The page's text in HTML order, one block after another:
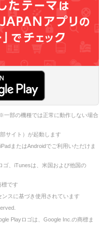
一部の機種では正常に動作しない場合
サイト）が起動します
またはAndroidでご利用いただけま
ゴ、iTunesは、米国および他国の
標です
スに基づき使用されています
Playロゴは、Google Inc.の商標ま